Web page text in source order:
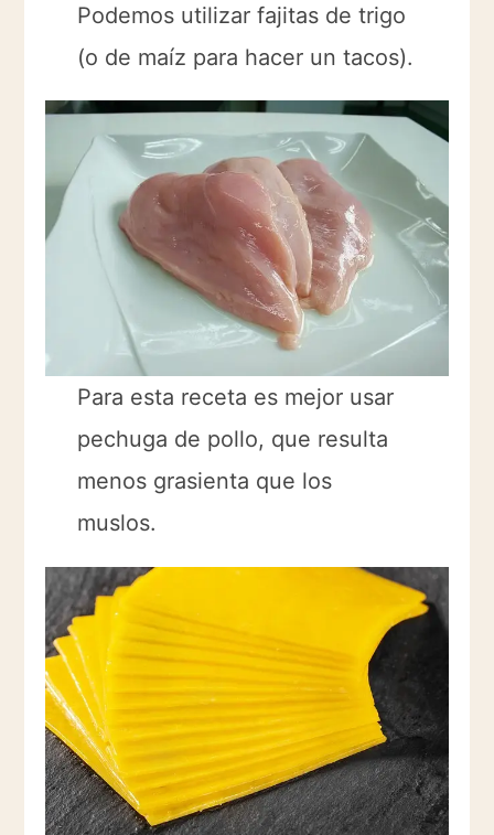
Podemos utilizar fajitas de trigo
(o de maíz para hacer un tacos).
Para esta receta es mejor usar
pechuga de pollo, que resulta
menos grasienta que los
muslos.